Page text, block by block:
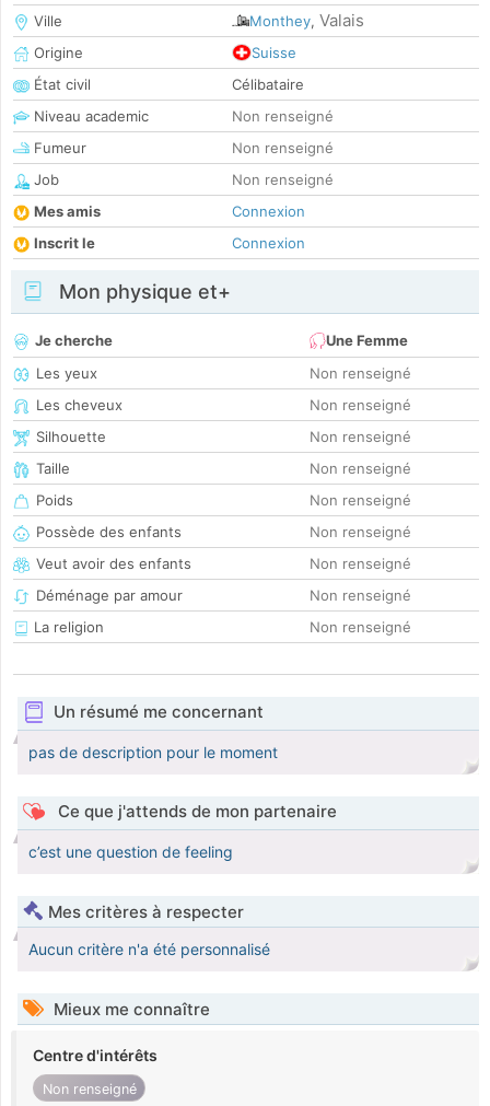
Ville
Monthey, Valais
Origine
Suisse
État civil
Célibataire
Niveau academic
Non renseigné
Fumeur
Non renseigné
Job
Non renseigné
Mes amis
Connexion
Inscrit le
Connexion
Mon physique et+
Je cherche
Une Femme
Les yeux
Non renseigné
Les cheveux
Non renseigné
Silhouette
Non renseigné
Taille
Non renseigné
Poids
Non renseigné
Possède des enfants
Non renseigné
Veut avoir des enfants
Non renseigné
Déménage par amour
Non renseigné
La religion
Non renseigné
Un résumé me concernant
pas de description pour le moment
Ce que j'attends de mon partenaire
c’est une question de feeling
Mes critères à respecter
Aucun critère n'a été personnalisé
Mieux me connaître
Centre d'intérêts
Non renseigné